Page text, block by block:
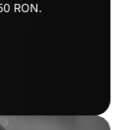
RON.